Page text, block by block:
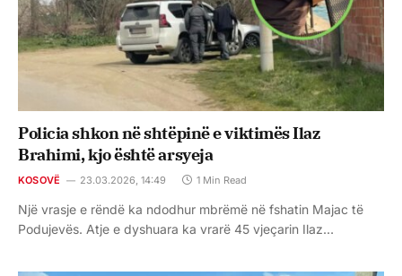
Policia shkon në shtëpinë e viktimës Ilaz
Brahimi, kjo është arsyeja
KOSOVË 23.03.2026, 14:49 1 Min Read
Një vrasje e rëndë ka ndodhur mbrëmë në fshatin Majac të
Podujevës. Atje e dyshuara ka vrarë 45 vjeçarin Ilaz…